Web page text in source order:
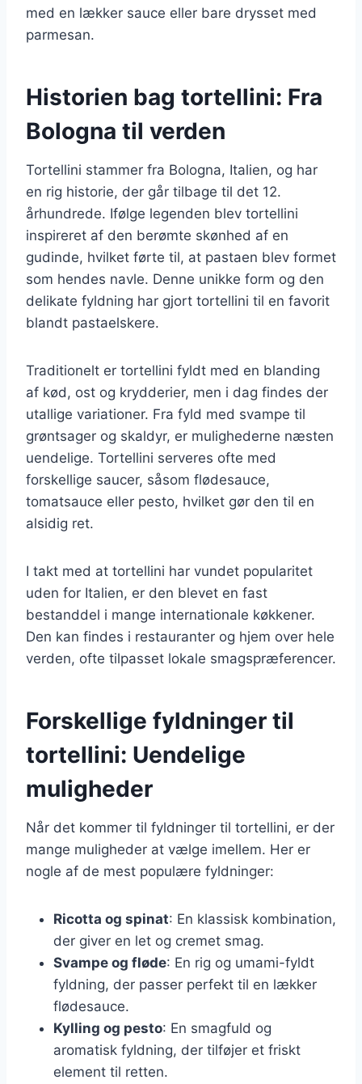
med en lækker sauce eller bare drysset med
parmesan.
Historien bag tortellini: Fra
Bologna til verden
Tortellini stammer fra Bologna, Italien, og har
en rig historie, der går tilbage til det 12.
århundrede. Ifølge legenden blev tortellini
inspireret af den berømte skønhed af en
gudinde, hvilket førte til, at pastaen blev formet
som hendes navle. Denne unikke form og den
delikate fyldning har gjort tortellini til en favorit
blandt pastaelskere.
Traditionelt er tortellini fyldt med en blanding
af kød, ost og krydderier, men i dag findes der
utallige variationer. Fra fyld med svampe til
grøntsager og skaldyr, er mulighederne næsten
uendelige. Tortellini serveres ofte med
forskellige saucer, såsom flødesauce,
tomatsauce eller pesto, hvilket gør den til en
alsidig ret.
I takt med at tortellini har vundet popularitet
uden for Italien, er den blevet en fast
bestanddel i mange internationale køkkener.
Den kan findes i restauranter og hjem over hele
verden, ofte tilpasset lokale smagspræferencer.
Forskellige fyldninger til
tortellini: Uendelige
muligheder
Når det kommer til fyldninger til tortellini, er der
mange muligheder at vælge imellem. Her er
nogle af de mest populære fyldninger:
Ricotta og spinat: En klassisk kombination,
der giver en let og cremet smag.
Svampe og fløde: En rig og umami-fyldt
fyldning, der passer perfekt til en lækker
flødesauce.
Kylling og pesto: En smagfuld og
aromatisk fyldning, der tilføjer et friskt
element til retten.